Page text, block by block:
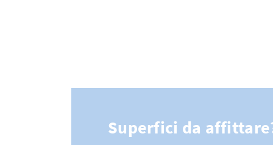
Con AXA i
Superfici da